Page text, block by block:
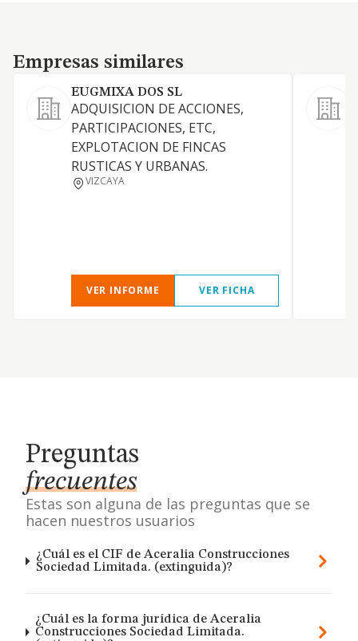
Empresas similares
Empresas similares
EUGMIXA DOS SL
ADQUISICION DE ACCIONES,
PARTICIPACIONES, ETC,
EXPLOTACION DE FINCAS
RUSTICAS Y URBANAS.
VIZCAYA
VER INFORME VER FICHA
Preguntas
frecuentes
Estas son alguna de las preguntas que se
hacen nuestros usuarios
¿Cuál es el CIF de Aceralia Construcciones
Sociedad Limitada. (extinguida)?
¿Cuál es la forma jurídica de Aceralia
Construcciones Sociedad Limitada.